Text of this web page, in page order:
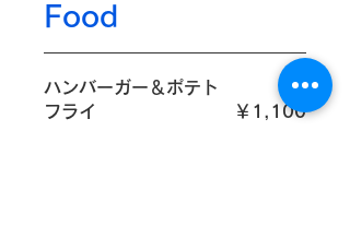
Food
ハンバーガー＆ポテト
フライ
￥1,100